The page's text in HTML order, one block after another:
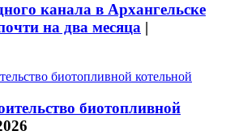
канала в Архангельске
на два месяца |
биотопливной